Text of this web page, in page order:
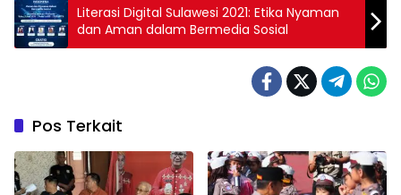
Literasi Digital Sulawesi 2021: Etika Nyaman
dan Aman dalam Bermedia Sosial
Pos Terkait